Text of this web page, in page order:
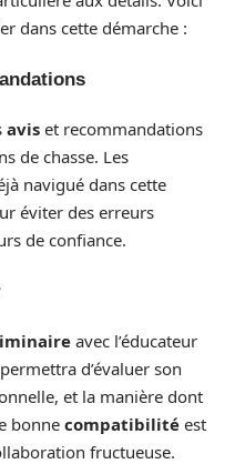
dans cette démarche :
avis et recommandations
de chasse. Les
navigué dans cette
éviter des erreurs
de confiance.
avec l’éducateur
d’évaluer son
et la manière dont
bonne compatibilité est
fructueuse.